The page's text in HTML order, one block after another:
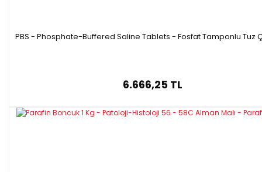
PBS - Phosphate-Buffered Saline Tablets - Fosfat Tamponlu Tuz
6.666,25 TL